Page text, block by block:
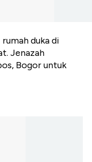
duka di
Jenazah
Bogor untuk